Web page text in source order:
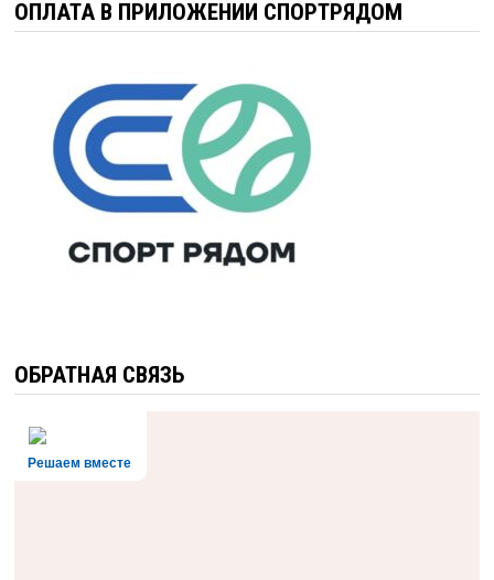
ОПЛАТА В ПРИЛОЖЕНИИ СПОРТРЯДОМ
ОБРАТНАЯ СВЯЗЬ
Решаем вместе